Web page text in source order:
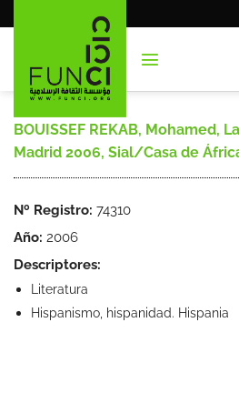
al
BOUISSEF REKAB, Mohamed,
Madrid 2006, Sial/Casa de
Nº Registro: 74310
Año: 2006
Descriptores:
Literatura
Hispanismo, hispanidad. Hispania